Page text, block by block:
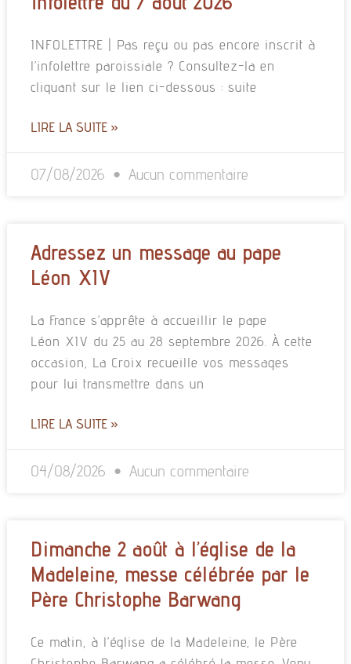
INFOLETTRE | Pas reçu ou pas encore inscrit à
l’infolettre paroissiale ? Consultez-la en
cliquant sur le lien ci-dessous : suite
LIRE LA SUITE »
07/08/2026 Aucun commentaire
Adressez un message au pape
Léon XIV
La France s’apprête à accueillir le pape
Léon XIV du 25 au 28 septembre 2026. À cette
occasion, La Croix recueille vos messages
pour lui transmettre dans un
LIRE LA SUITE »
04/08/2026 Aucun commentaire
Dimanche 2 août à l’église de la
Madeleine, messe célébrée par le
Père Christophe Barwang
Ce matin, à l’église de la Madeleine, le Père